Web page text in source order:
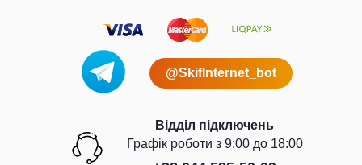
@SkifInternet_bot
Відділ підключень
Графiк роботи з 9:00 до 18:00